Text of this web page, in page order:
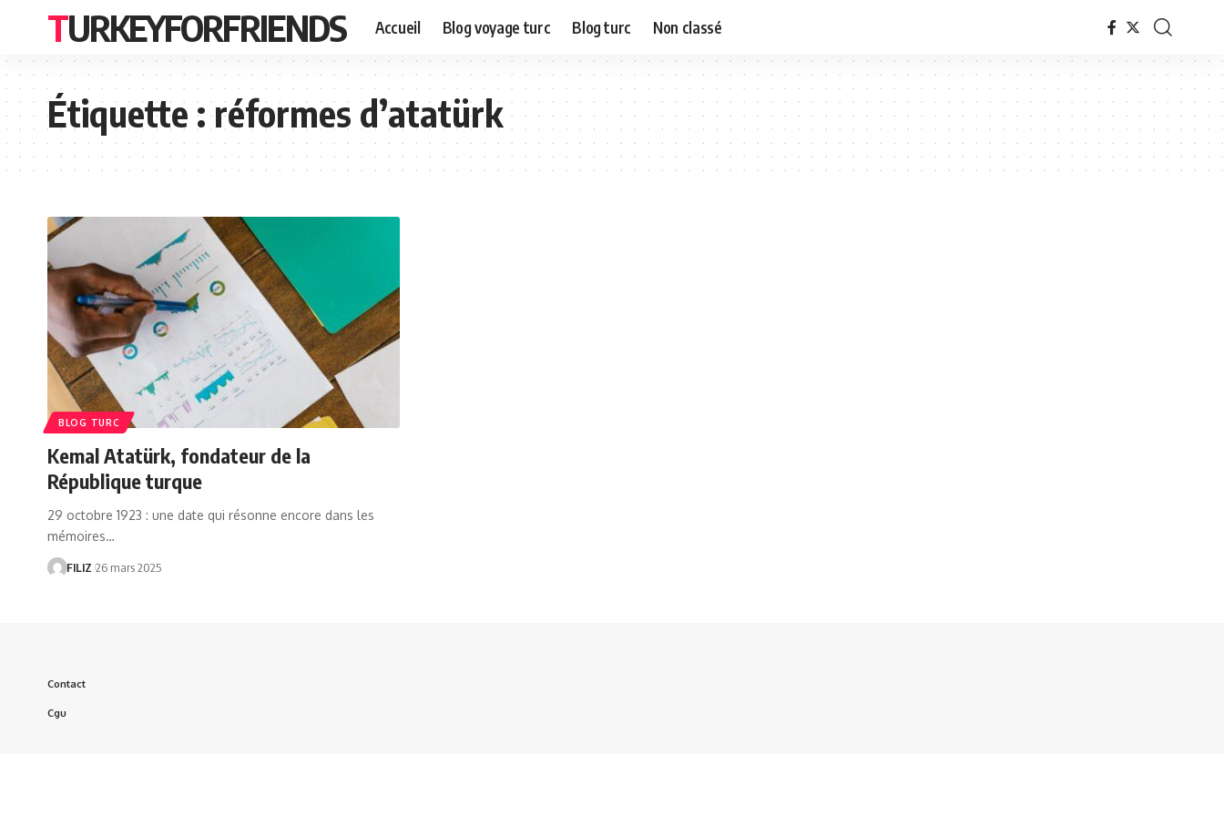
TURKEYFORFRIENDS Accueil Blog voyage turc Blog turc Non classé
Étiquette :réformes d’atatürk
BLOG TURC
Kemal Atatürk, fondateur de la
République turque
29 octobre 1923 : une date qui résonne encore dans les
mémoires…
FILIZ 26 mars 2025
Contact
Cgu